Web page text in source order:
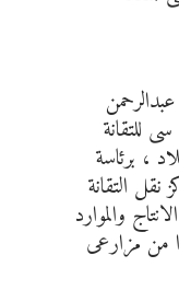
للتقانة
، برئاسة
نقل التقانة
والموارد
من مزارعى